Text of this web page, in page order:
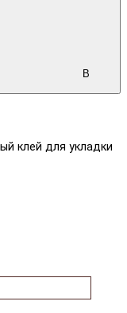
В
клей для укладки